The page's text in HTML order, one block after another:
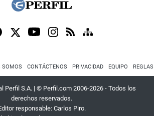
SOMOS CONTÁCTENOS PRIVACIDAD EQUIPO
Perfil S.A. | © Perfil.com 2006-2026 - Todos los
derechos reservados.
responsable: Carlos Piro.